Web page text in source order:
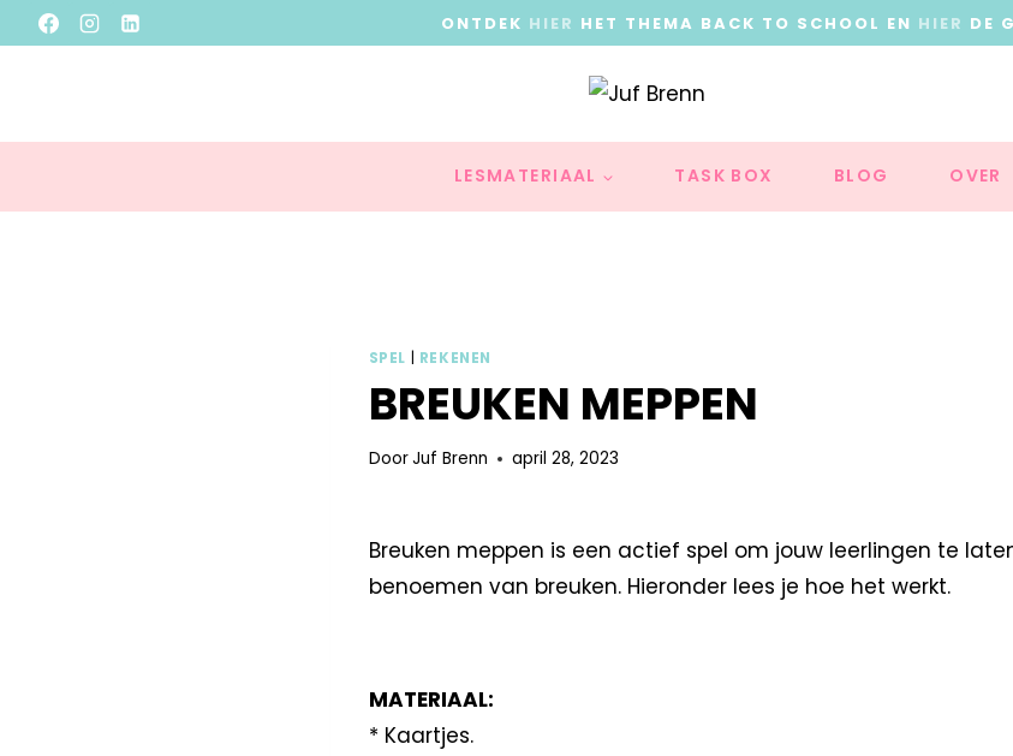
ONTDEK HIER HET THEMA BACK TO SCHOOL EN HIER DE
LESMATERIAAL TASK BOX BLOG OVER
SPEL REKENEN
BREUKEN MEPPEN
DoorJuf Brenn april 28, 2023
Breuken meppen is een actief spel om jouw leerlingen te
benoemen van breuken. Hieronder lees je hoe het werkt.
MATERIAAL:
* Kaartjes.